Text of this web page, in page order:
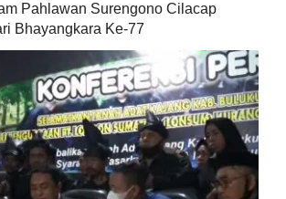
Pahlawan Surengono Cilacap
Bhayangkara Ke-77